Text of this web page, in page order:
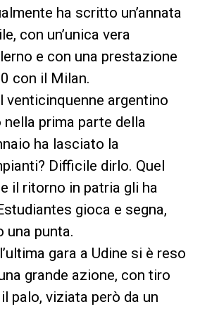
ha scritto un’annata
con un’unica vera
e con una prestazione
con il Milan.
venticinquenne argentino
prima parte della
ha lasciato la
Difficile dirlo. Quel
il ritorno in patria gli ha
gioca e segna,
una punta.
gara a Udine si è reso
grande azione, con tiro
palo, viziata però da un